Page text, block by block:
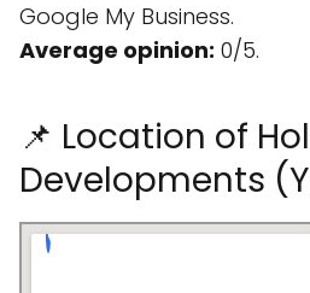
Google My Business.
Average opinion: 0/5.
📌 Location of
Developments